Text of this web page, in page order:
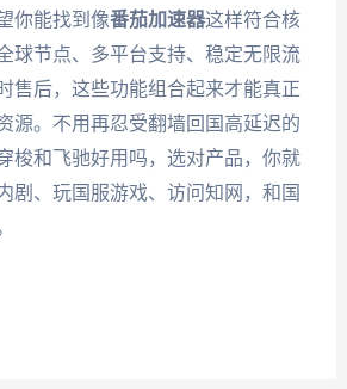
你能找到像番茄加速器这样符合核
节点、多平台支持、稳定无限流
售后，这些功能组合起来才能真正
源。不用再忍受翻墙回国高延迟的
梭和飞驰好用吗，选对产品，你就
剧、玩国服游戏、访问知网，和国